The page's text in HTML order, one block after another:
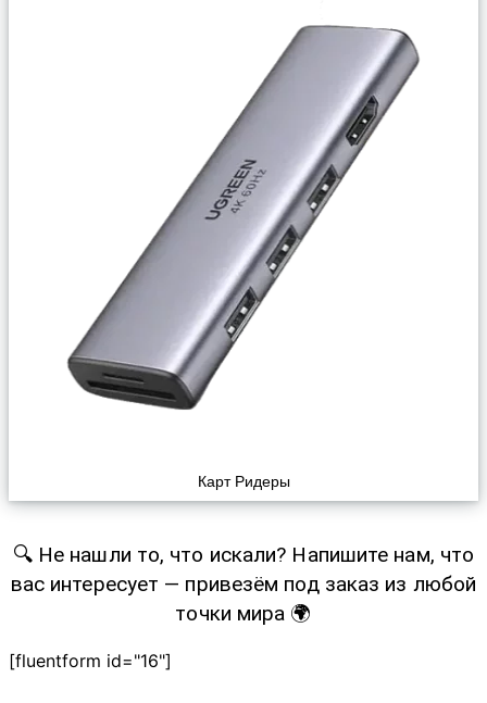
Карт Ридеры
🔍 Не нашли то, что искали? Напишите нам, что
вас интересует — привезём под заказ из любой
точки мира 🌍
[fluentform id="16"]